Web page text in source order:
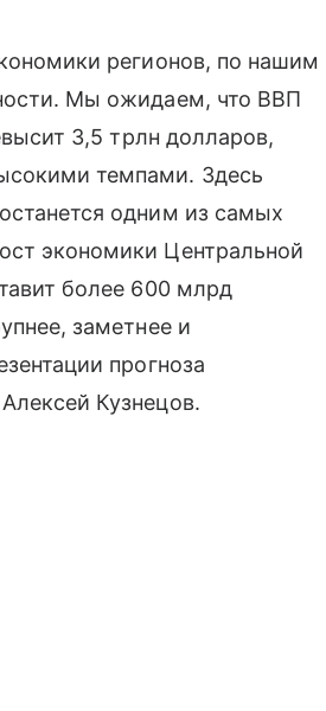
регионов, по нашим
Мы ожидаем, что ВВП
3,5 трлн долларов,
темпами. Здесь
одним из самых
экономики Центральной
более 600 млрд
заметнее и
прогноза
Кузнецов.